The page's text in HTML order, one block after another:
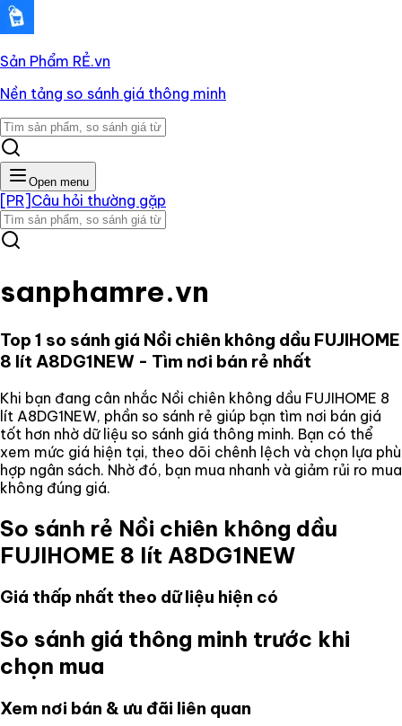
Sản Phẩm RẺ.vn
Nền tảng so sánh giá thông minh
Open menu
[PR] Câu hỏi thường gặp
sanphamre.vn
Top 1 so sánh giá Nồi chiên không dầu FUJIHOME
8 lít A8DG1NEW - Tìm nơi bán rẻ nhất
Khi bạn đang cân nhắc Nồi chiên không dầu FUJIHOME 8
lít A8DG1NEW, phần so sánh rẻ giúp bạn tìm nơi bán giá
tốt hơn nhờ dữ liệu so sánh giá thông minh. Bạn có thể
xem mức giá hiện tại, theo dõi chênh lệch và chọn lựa phù
hợp ngân sách. Nhờ đó, bạn mua nhanh và giảm rủi ro mua
không đúng giá.
So sánh rẻ Nồi chiên không dầu
FUJIHOME 8 lít A8DG1NEW
Giá thấp nhất theo dữ liệu hiện có
So sánh giá thông minh trước khi
chọn mua
Xem nơi bán & ưu đãi liên quan